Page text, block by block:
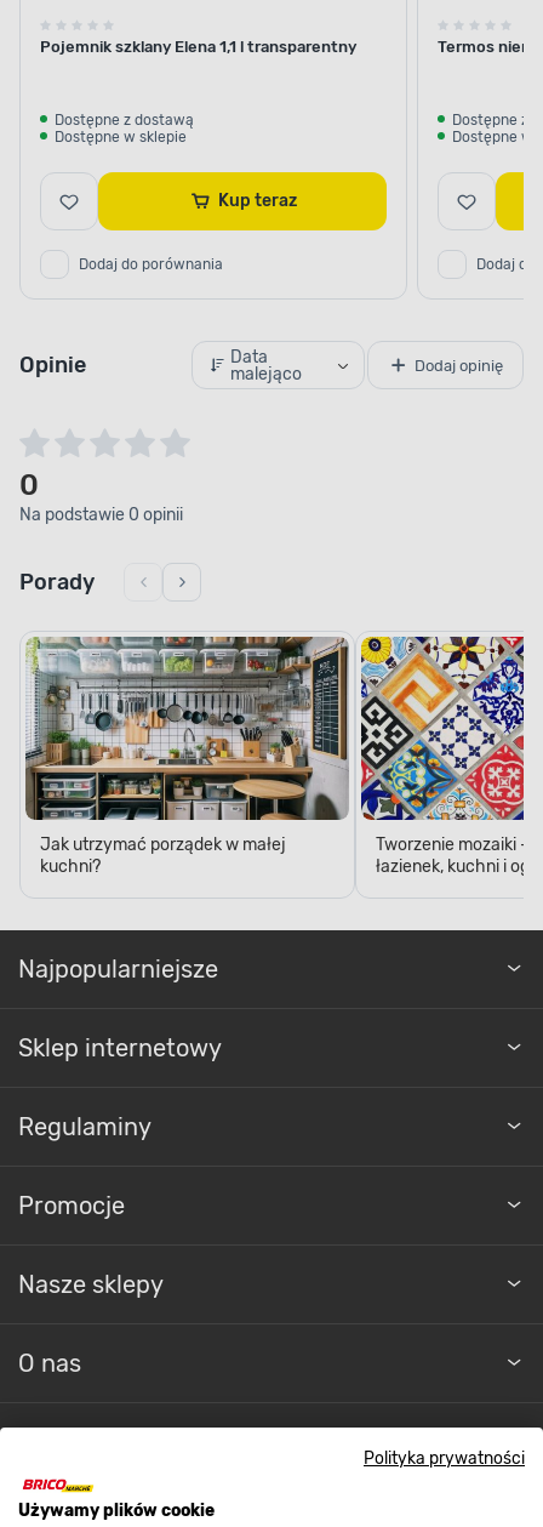
Polityka prywatności
Używamy plików cookie
Pojemnik szklany Elena 1,1 l transparentny
Dostępne z dostawą
Dostępne w sklepie
Kup teraz
Dodaj do porównania
Termos
Dostępne z
Dostępne w
Dodaj do
Opinie
Data
malejąco
Dodaj opinię
0
Na podstawie 0 opinii
Porady
Jak utrzymać porządek w małej
kuchni?
Tworzenie mozaiki -
łazienek, kuchni i
Najpopularniejsze
Sklep internetowy
Regulaminy
Promocje
Nasze sklepy
O nas
Strefa biznesu